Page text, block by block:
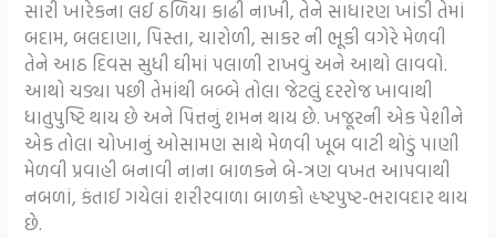
સારી ખારેકના લઈ ઠળિયા કાઢી નાખી, તેને સાધારણ ખાંડી તેમાં
બદામ, બલદાણા, પિસ્તા, ચારોળી, સાકર ની ભૂકી વગેરે મેળવી
તેને આઠ દિવસ સુધી ઘીમાં પલાળી રાખવું અને આથો લાવવો.
આથો ચડ્યા પછી તેમાંથી બબ્બે તોલા જેટલું દરરોજ ખાવાથી
ધાતુપુષ્ટિ થાય છે અને પિત્તનું શમન થાય છે. ખજૂરની એક પેશીને
એક તોલા ચોખાનું ઓસામણ સાથે મેળવી ખૂબ વાટી થોડું પાણી
મેળવી પ્રવાહી બનાવી નાના બાળકને બે-ત્રણ વખત આપવાથી
નબળાં, કંતાઈ ગયેલાં શરીરવાળા બાળકો હૃષ્ટપુષ્ટ-ભરાવદાર થાય
છે.